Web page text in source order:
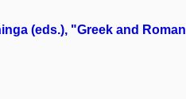
(eds.), "Greek and Roman